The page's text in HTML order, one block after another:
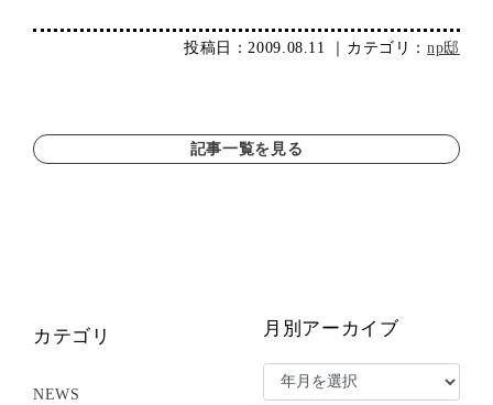
投稿日：2009.08.11 ｜カテゴリ：np邸
記事一覧を見る
カテゴリ
NEWS
月別アーカイブ